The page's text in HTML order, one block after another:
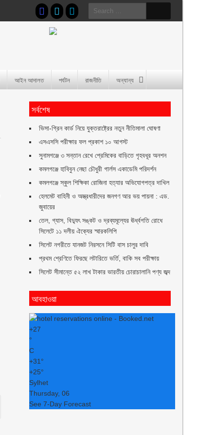
Search
for:
আইন আদালত পর্যটন রাজনীতি অন্যান্য
সর্বশেষ
ভিসা-গ্রিন কার্ড নিয়ে যুক্তরাষ্ট্রের নতুন নীতিমালা ঘোষণা
এসএসসি পরীক্ষার ফল প্রকাশ ১০ আগস্ট
সুনামগঞ্জে ৩ সন্তান রেখে প্রেমিকের বাড়িতে গৃহবধূর অনশন
কমলগঞ্জে হাবিবুন নেছা চৌধুরী গার্লস একাডেমি পরিদর্শন
কমলগঞ্জে স্কুল শিক্ষিকা রোজিনা হত্যার অভিযোগপত্র দাখিল
হেলমেট বাহিনী ও অস্ত্রধারীদের জনগণ আর ভয় পায়না : এড.
জুবায়ের
তেল, গ্যাস, বিদ্যুৎ সঙ্কট ও দ্রব্যমূল্যের ঊর্ধ্বগতি রোধে
সিলেটে ১১ দলীয় ঐক্যের স্মারকলিপি
সিলেট নগরীতে যানজট নিরসনে সিটি বাস চালুর দাবি
প্রথম শ্রেণিতে ফিরছে লটারিতে ভর্তি, বাকি সব পরীক্ষায়
সিলেট সীমান্তে ৫২ লাখ টাকার ভারতীয় চোরাচালানি পণ্য জব্দ
আবহাওয়া
+27
°
C
+31°
+25°
Sylhet
Thursday, 06
See 7-Day Forecast